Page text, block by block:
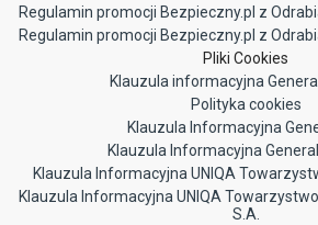
Regulamin promocji Bezpieczny.pl z
Regulamin promocji Bezpieczny.pl z
Pliki Cookies
Klauzula informacyjna
Polityka cookies
Klauzula Informacyjna
Klauzula Informacyjna
Klauzula Informacyjna UNIQA
Klauzula Informacyjna UNIQA
S.A.